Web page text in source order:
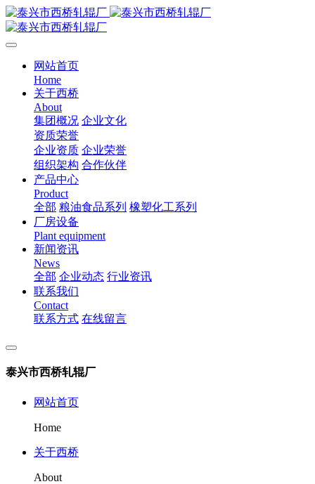
网站首页
Home
关于西桥
About
集团概况 企业文化
资质荣誉
企业资质 企业荣誉
组织架构 合作伙伴
产品中心
Product
全部 粮油食品系列 橡塑化工系列
厂房设备
Plant equipment
新闻资讯
News
全部 企业动态 行业资讯
联系我们
Contact
联系方式 在线留言
泰兴市西桥轧辊厂
网站首页
Home
关于西桥
About